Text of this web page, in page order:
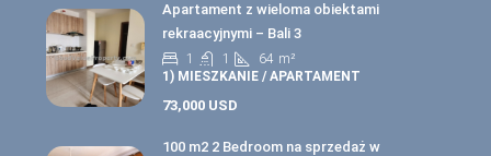
Apartament z wieloma obiektami
rekraacyjnymi – Bali 3
1 1 64 m²
1) MIESZKANIE / APARTAMENT
73,000 USD
100 m2 2 Bedroom na sprzedaż w